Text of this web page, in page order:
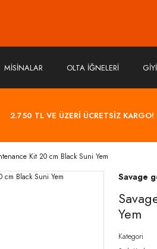
MİSİNALAR OLTA İĞNELERİ
2.750 TL VE ÜZERİ ÜCRETSİZ KARGO!
Kit 20 cm Black Suni Yem
Savage
Yem
Kategori